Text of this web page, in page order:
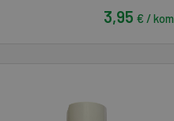
3,95€ / kom